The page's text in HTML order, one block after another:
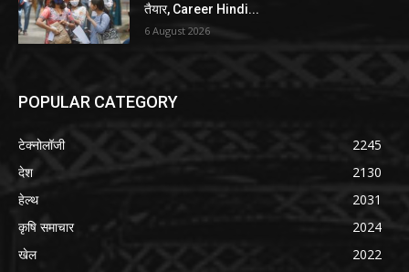
तैयार, Career Hindi...
6 August 2026
POPULAR CATEGORY
टेक्नोलॉजी
2245
देश
2130
हेल्थ
2031
कृषि समाचार
2024
खेल
2022